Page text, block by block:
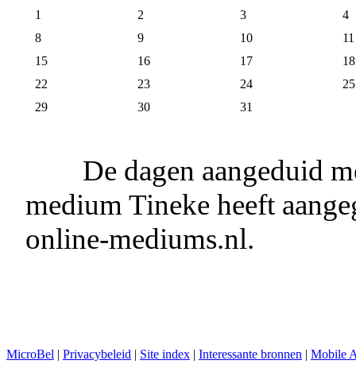
1
2 3
4
8
9 10
11
15
16 17
18
22
23 24
25
29
30 31
De dagen aangeduid
medium Tineke heeft
online-mediums.nl.
MicroBel | Privacybeleid | Site index | Interessante bronnen | Mobile